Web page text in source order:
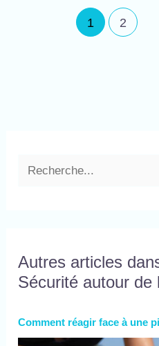
1 2
Autres articles
Sécurité autour de
Comment réagir face à une